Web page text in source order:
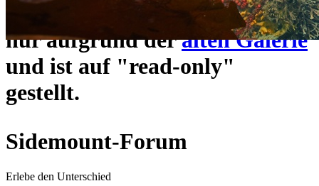
Das alte Forum hier existiert
nur aufgrund deralten Galerie
und ist auf "read-only"
gestellt.
Sidemount-Forum
Erlebe den Unterschied